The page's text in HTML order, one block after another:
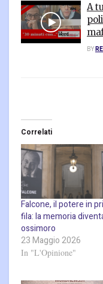
A
BY
Correlati
Falcone, il potere in
fila: la memoria
ossimoro
23 Maggio 2026
In "L'Opinione"